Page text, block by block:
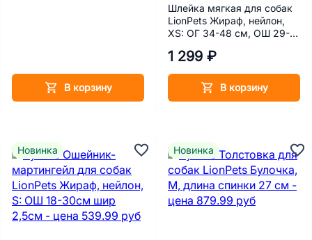
В корзину
Шлейка мягкая для собак
LionPets Жираф, нейлон,
XS: ОГ 34-48 см, ОШ 29-
1 299 ₽
В корзину
Новинка Новинка